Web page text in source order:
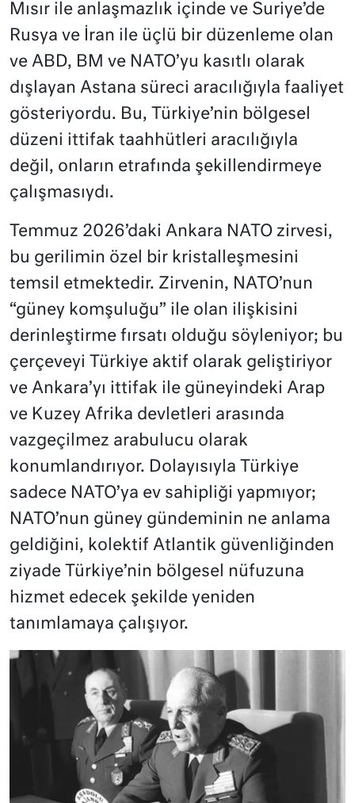
Mısır ile anlaşmazlık içinde ve Suriye’de
Rusya ve İran ile üçlü bir düzenleme olan
ve ABD, BM ve NATO’yu kasıtlı olarak
dışlayan Astana süreci aracılığıyla faaliyet
gösteriyordu. Bu, Türkiye’nin bölgesel
düzeni ittifak taahhütleri aracılığıyla
değil, onların etrafında şekillendirmeye
çalışmasıydı.
Temmuz 2026’daki Ankara NATO zirvesi,
bu gerilimin özel bir kristalleşmesini
temsil etmektedir. Zirvenin, NATO’nun
“güney komşuluğu” ile olan ilişkisini
derinleştirme fırsatı olduğu söyleniyor; bu
çerçeveyi Türkiye aktif olarak geliştiriyor
ve Ankara’yı ittifak ile güneyindeki Arap
ve Kuzey Afrika devletleri arasında
vazgeçilmez arabulucu olarak
konumlandırıyor. Dolayısıyla Türkiye
sadece NATO’ya ev sahipliği yapmıyor;
NATO’nun güney gündeminin ne anlama
geldiğini, kolektif Atlantik güvenliğinden
ziyade Türkiye’nin bölgesel nüfuzuna
hizmet edecek şekilde yeniden
tanımlamaya çalışıyor.